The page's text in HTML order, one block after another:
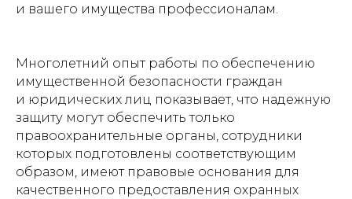
и вашего имущества профессионалам.
Многолетний опыт работы по обеспечению
имущественной безопасности граждан
и юридических лиц показывает, что надежную
защиту могут обеспечить только
правоохранительные органы, сотрудники
которых подготовлены соответствующим
образом, имеют правовые основания для
качественного предоставления охранных